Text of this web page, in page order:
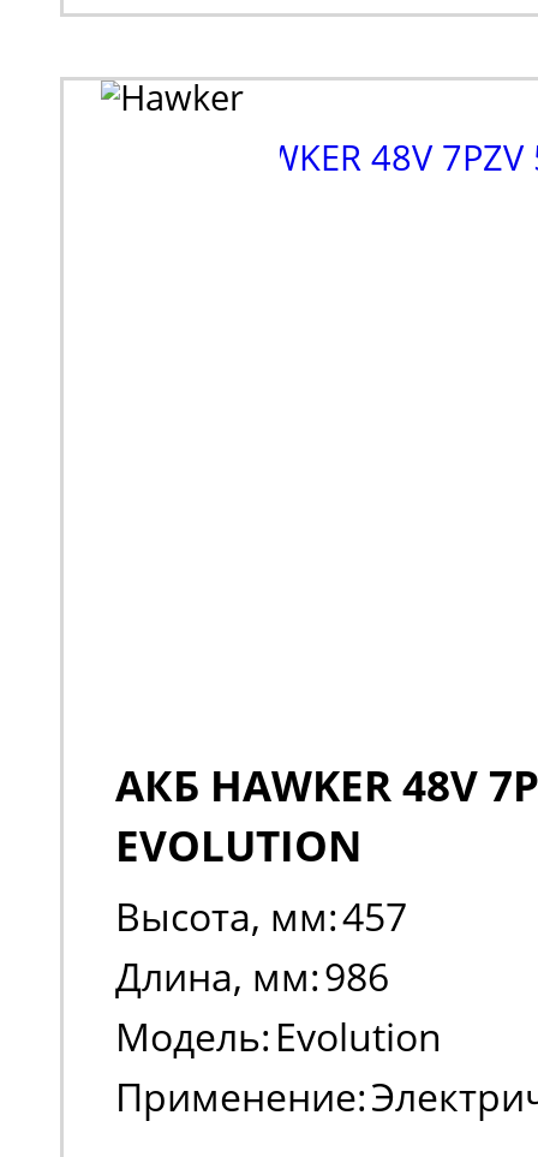
АКБ HAWKER 48V
EVOLUTION
Высота, мм:457
Длина, мм:986
Модель: Evolution
Применение: